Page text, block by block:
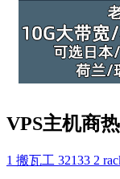
VPS主机商
1 搬瓦工 32133 2